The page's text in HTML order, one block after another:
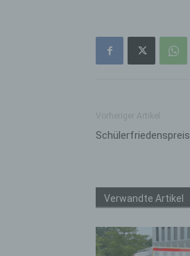
Verwandte Artikel